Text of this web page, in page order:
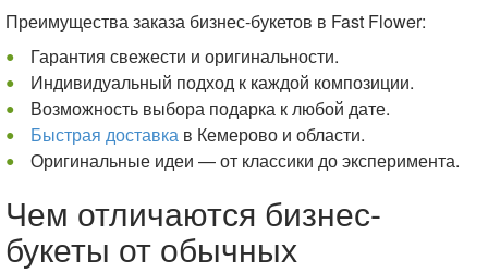
Преимущества заказа бизнес-букетов в Fast Flower:
Гарантия свежести и оригинальности.
Индивидуальный подход к каждой композиции.
Возможность выбора подарка к любой дате.
Быстрая доставкав Кемерово и области.
Оригинальные идеи — от классики до эксперимента.
Чем отличаются бизнес-
букеты от обычных